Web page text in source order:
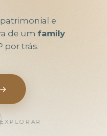
e
de um family
por trás.